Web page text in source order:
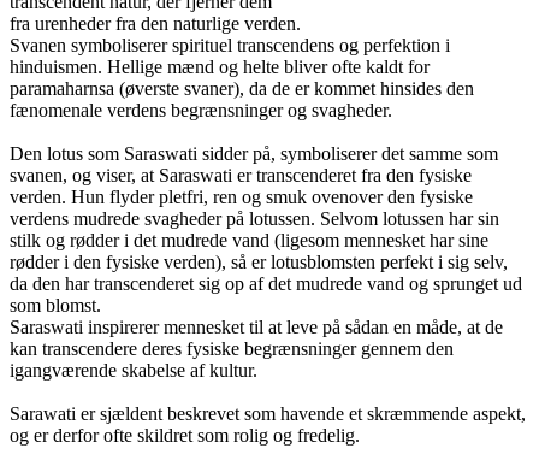
fra urenheder fra den naturlige verden.
Svanen symboliserer spirituel transcendens og perfektion i
hinduismen. Hellige mænd og helte bliver ofte kaldt for
paramaharnsa (øverste svaner), da de er kommet hinsides den
fænomenale verdens begrænsninger og svagheder.
Den lotus som Saraswati sidder på, symboliserer det samme som
svanen, og viser, at Saraswati er transcenderet fra den fysiske
verden. Hun flyder pletfri, ren og smuk ovenover den fysiske
verdens mudrede svagheder på lotussen. Selvom lotussen har sin
stilk og rødder i det mudrede vand (ligesom mennesket har sine
rødder i den fysiske verden), så er lotusblomsten perfekt i sig selv,
da den har transcenderet sig op af det mudrede vand og sprunget ud
som blomst.
Saraswati inspirerer mennesket til at leve på sådan en måde, at de
kan transcendere deres fysiske begrænsninger gennem den
igangværende skabelse af kultur.
Sarawati er sjældent beskrevet som havende et skræmmende aspekt,
og er derfor ofte skildret som rolig og fredelig.